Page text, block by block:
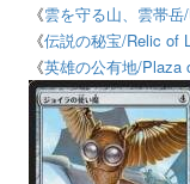
《雲を守る山、雲帯岳
《伝説の秘宝/Relic of
《英雄の公有地/Plaza